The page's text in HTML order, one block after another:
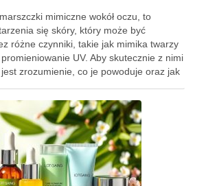
mimiczne wokół oczu, to
się skóry, który może być
różne czynniki, takie jak mimika twarzy
UV. Aby skutecznie z nimi
zrozumienie, co je powoduje oraz jak